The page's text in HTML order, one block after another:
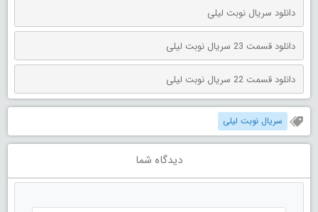
دانلود سریال نوبت لیلی
دانلود قسمت 23 سریال نوبت لیلی
دانلود قسمت 22 سریال نوبت لیلی
سریال نوبت لیلی
دیدگاه شما